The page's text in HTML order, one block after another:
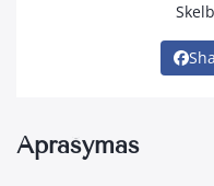
Aprašymas